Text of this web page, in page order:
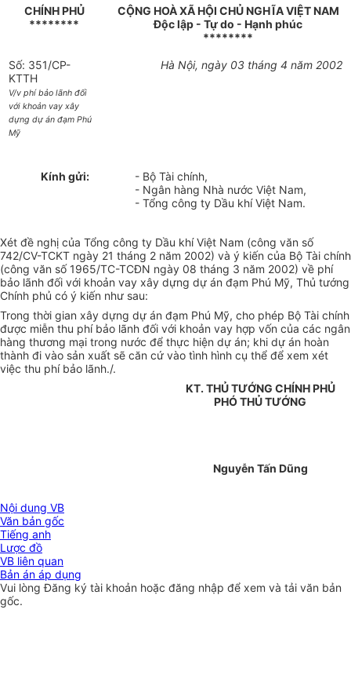
CHÍNH PHỦ
********
CỘNG HOÀ XÃ HỘI CHỦ NGHĨA VIỆT NAM
Độc lập - Tự do - Hạnh phúc
********
Số: 351/CP-
KTTH
V/v phí bảo lãnh đối
với khoản vay xây
dựng dự án đạm Phú
Mỹ
Hà Nội, ngày 03 tháng 4 năm 2002
Kính gửi:
- Bộ Tài chính,
- Ngân hàng Nhà nước Việt Nam,
- Tổng công ty Dầu khí Việt Nam.
Xét đề nghị của Tổng công ty Dầu khí Việt Nam (công văn số
742/CV-TCKT ngày 21 tháng 2 năm 2002) và ý kiến của Bộ Tài chính
(công văn số 1965/TC-TCĐN ngày 08 tháng 3 năm 2002) về phí
bảo lãnh đối với khoản vay xây dựng dự án đạm Phú Mỹ, Thủ tướng
Chính phủ có ý kiến như sau:
Trong thời gian xây dựng dự án đạm Phú Mỹ, cho phép Bộ Tài chính
được miễn thu phí bảo lãnh đối với khoản vay hợp vốn của các ngân
hàng thương mại trong nước để thực hiện dự án; khi dự án hoàn
thành đi vào sản xuất sẽ căn cứ vào tình hình cụ thể để xem xét
việc thu phí bảo lãnh./.
KT. THỦ TƯỚNG CHÍNH PHỦ
PHÓ THỦ TƯỚNG
Nguyễn Tấn Dũng
Nội dung VB
Văn bản gốc
Tiếng anh
Lược đồ
VB liên quan
Bản án áp dụng
Vui lòngĐăng ký tài khoản hoặc đăng nhập để xem và tải văn bản
gốc.